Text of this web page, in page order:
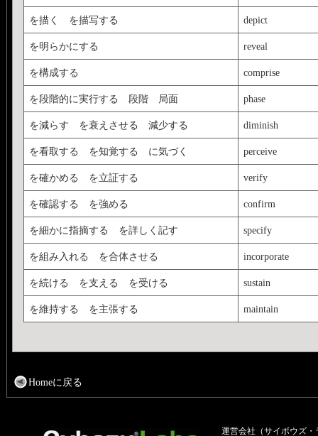
を描く を描写する depict
を明らかにする reveal
を構成する comprise
を段階的に実行する 段階 局面 phase
を減らす を衰えさせる 減少する diminish
を看取する を知覚する に気づく perceive
を確かめる を立証する verify
を確認する を強める confirm
を細かに指摘する を詳しく記す specify
を組み入れる を合体させる incorporate
を続ける を支える を受ける sustain
を維持する を主張する maintain
Homeに戻る
運営会社（サイボウズ・